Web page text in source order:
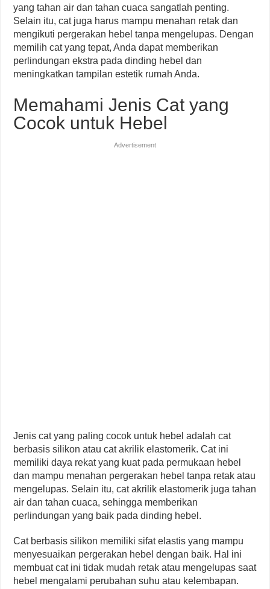
yang tahan air dan tahan cuaca sangatlah penting.
Selain itu, cat juga harus mampu menahan retak dan
mengikuti pergerakan hebel tanpa mengelupas. Dengan
memilih cat yang tepat, Anda dapat memberikan
perlindungan ekstra pada dinding hebel dan
meningkatkan tampilan estetik rumah Anda.
Memahami Jenis Cat yang
Cocok untuk Hebel
Advertisement
Jenis cat yang paling cocok untuk hebel adalah cat
berbasis silikon atau cat akrilik elastomerik. Cat ini
memiliki daya rekat yang kuat pada permukaan hebel
dan mampu menahan pergerakan hebel tanpa retak atau
mengelupas. Selain itu, cat akrilik elastomerik juga tahan
air dan tahan cuaca, sehingga memberikan
perlindungan yang baik pada dinding hebel.
Cat berbasis silikon memiliki sifat elastis yang mampu
menyesuaikan pergerakan hebel dengan baik. Hal ini
membuat cat ini tidak mudah retak atau mengelupas saat
hebel mengalami perubahan suhu atau kelembapan.